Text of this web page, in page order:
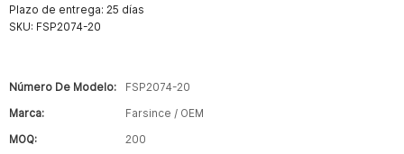
Plazo de entrega: 25 días
SKU: FSP2074-20
Número De Modelo: FSP2074-20
Marca: Farsince / OEM
MOQ: 200